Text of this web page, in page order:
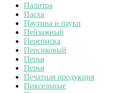
Палитра
Пасха
Паутина и пауки
Пейзажный
Переписка
Персиковый
Перья
Перья
Печатная продукция
Пиксельные